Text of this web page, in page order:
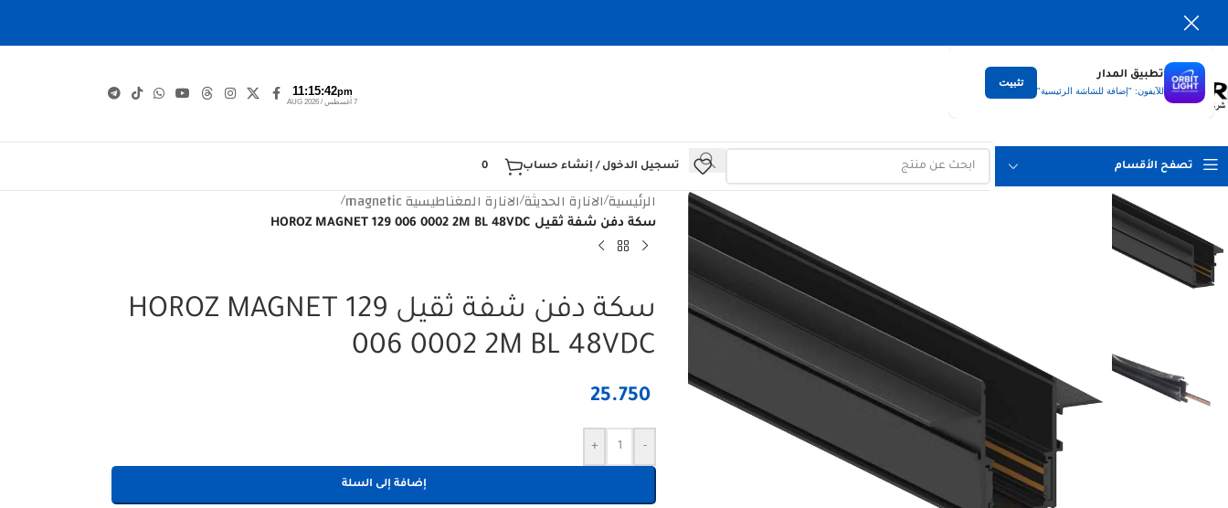
تطبيق المدار
للآيفون: "إضافة للشاشة الرئيسية"
تثبيت التوصيل
لكل العراق
11:15:43pm
7 أغسطس / AUG 2026
تصفح الأقسام تسجيل الدخول / إنشاء حساب 0
الرئيسية/الانارة الحديثة/الانارة المغناطيسية magnetic
/
سكة دفن شفة ثقيل HOROZ MAGNET 129 006 0002 2M BL 48VDC
سكة دفن شفة ثقيل HOROZ MAGNET 129
006 0002 2M BL 48VDC
25.750
-
+
إضافة إلى السلة